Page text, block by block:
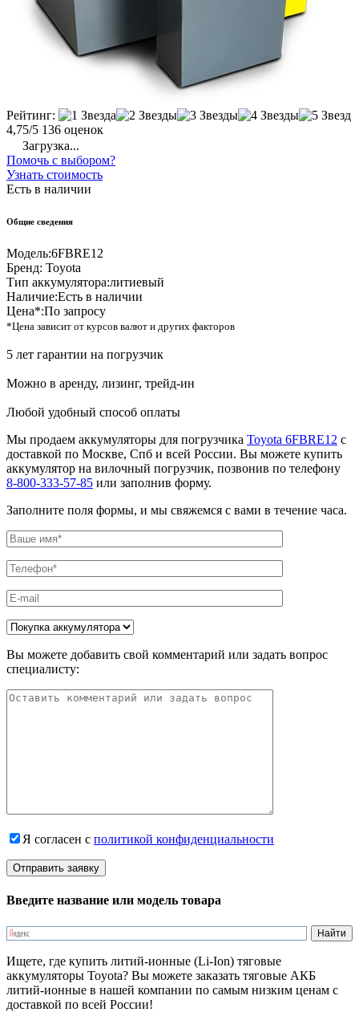
Рейтинг:
4,75/5 136 оценок
Загрузка...
Помочь с выбором?
Узнать стоимость
Есть в наличии
Общие сведения
Модель:6FBRE12
Бренд: Toyota
Тип аккумулятора:литиевый
Наличие:Есть в наличии
Цена*:По запросу
*Цена зависит от курсов валют и других факторов
5 лет гарантии на погрузчик
Можно в аренду, лизинг, трейд-ин
Любой удобный способ оплаты
Мы продаем аккумуляторы для погрузчика Toyota 6FBRE12 с
доставкой по Москве, Спб и всей России. Вы можете купить
аккумулятор на вилочный погрузчик, позвонив по телефону
8-800-333-57-85 или заполнив форму.
Заполните поля формы, и мы свяжемся с вами в течение часа.
Вы можете добавить свой комментарий или задать вопрос
специалисту:
Я согласен с политикой конфиденциальности
Введите название или модель товара
Ищете, где купить литий-ионные (Li-Ion) тяговые
аккумуляторы Toyota? Вы можете заказать тяговые АКБ
литий-ионные в нашей компании по самым низким ценам с
доставкой по всей России!